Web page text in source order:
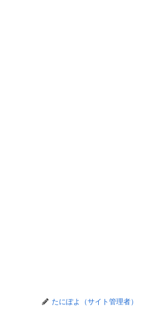
たにぽよ（サイト管理者）